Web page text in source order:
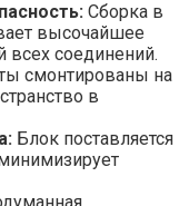
Сборка в
высочайшее
всех соединений.
смонтированы на
в
Блок поставляется